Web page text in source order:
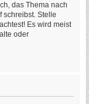
das Thema nach
schreibst. Stelle
Es wird meist
oder